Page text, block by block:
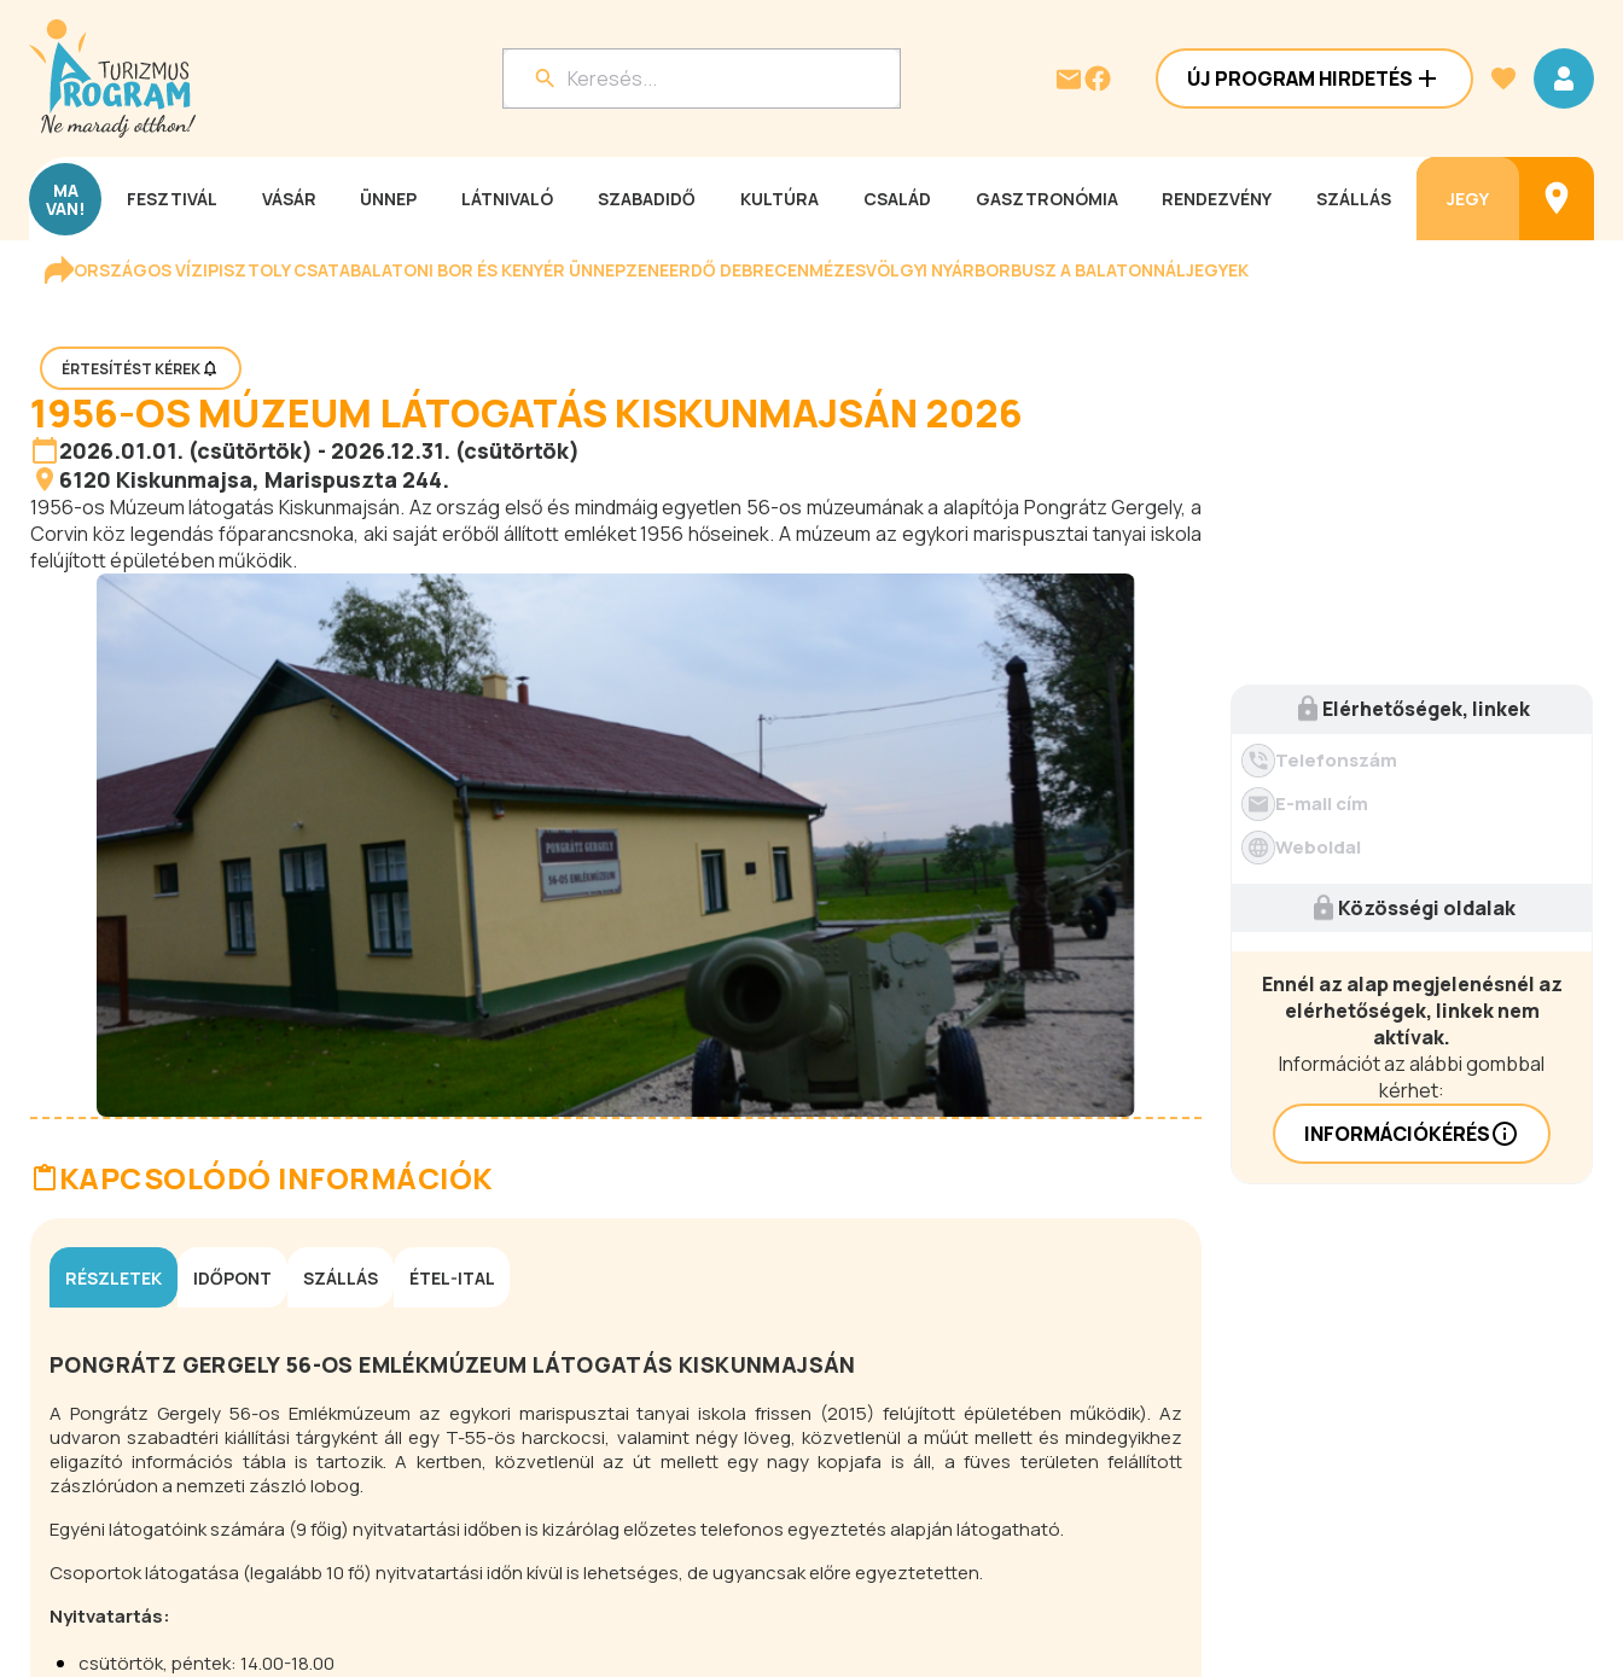
ÚJ PROGRAM HIRDETÉS
MA
VAN! FESZTIVÁL VÁSÁR ÜNNEP LÁTNIVALÓ SZABADIDŐ KULTÚRA CSALÁD GASZTRONÓMIA RENDEZVÉNY SZÁLLÁS JEGY
ORSZÁGOS VÍZIPISZTOLY CSATABALATONI BOR ÉS KENYÉR ÜNNEPZENEERDŐ DEBRECENMÉZESVÖLGYI NYÁRBORBUSZ A BALATONNÁLJEGYEK
ÉRTESÍTÉST KÉREK
1956-OS MÚZEUM LÁTOGATÁS KISKUNMAJSÁN 2026
2026.01.01. (csütörtök) - 2026.12.31. (csütörtök)
6120 Kiskunmajsa, Marispuszta 244.
1956-os Múzeum látogatás Kiskunmajsán. Az ország első és mindmáig egyetlen 56-os múzeumának a alapítója Pongrátz Gergely, a
Corvin köz legendás főparancsnoka, aki saját erőből állított emléket 1956 hőseinek. A múzeum az egykori marispusztai tanyai iskola
felújított épületében működik.
KAPCSOLÓDÓ INFORMÁCIÓK
RÉSZLETEK IDŐPONT SZÁLLÁS ÉTEL-ITAL
PONGRÁTZ GERGELY 56-OS EMLÉKMÚZEUM LÁTOGATÁS KISKUNMAJSÁN
A Pongrátz Gergely 56-os Emlékmúzeum az egykori marispusztai tanyai iskola frissen (2015) felújított épületében működik). Az
udvaron szabadtéri kiállítási tárgyként áll egy T-55-ös harckocsi, valamint négy löveg, közvetlenül a műút mellett és mindegyikhez
eligazító információs tábla is tartozik. A kertben, közvetlenül az út mellett egy nagy kopjafa is áll, a füves területen felállított
zászlórúdon a nemzeti zászló lobog.
Egyéni látogatóink számára (9 főig) nyitvatartási időben is kizárólag előzetes telefonos egyeztetés alapján látogatható.
Csoportok látogatása (legalább 10 fő) nyitvatartási időn kívül is lehetséges, de ugyancsak előre egyeztetetten.
Nyitvatartás:
csütörtök, péntek: 14.00-18.00
Elérhetőségek, linkek
Telefonszám
E-mail cím
Weboldal
Közösségi oldalak
Ennél az alap megjelenésnél az
elérhetőségek, linkek nem
aktívak.
Információt az alábbi gombbal
kérhet:
INFORMÁCIÓKÉRÉS